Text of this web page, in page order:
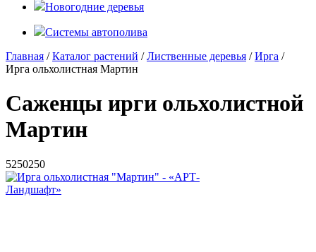
Новогодние деревья
Системы автополива
Главная /Каталог растений /Лиственные деревья /Ирга /
Ирга ольхолистная Мартин
Саженцы ирги ольхолистной
Мартин
5250250